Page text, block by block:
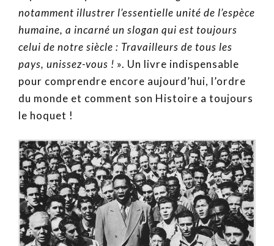
notamment illustrer l’essentielle unité de l’espèce
humaine, a incarné un slogan qui est toujours
celui de notre siècle : Travailleurs de tous les
pays, unissez-vous ! ». Un livre indispensable
pour comprendre encore aujourd’hui, l’ordre
du monde et comment son Histoire a toujours
le hoquet !